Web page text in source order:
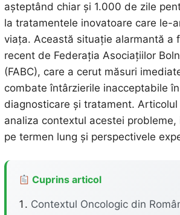
așteptând chiar și 1.000 de zile
la tratamentele inovatoare care le-
viața. Această situație alarmantă a
recent de Federația Asociațiilor
(FABC), care a cerut măsuri
combate întârzierile inacceptabile
diagnosticare și tratament.
analiza contextul acestei probleme,
pe termen lung și perspectivele
Cuprins articol
Contextul Oncologic din